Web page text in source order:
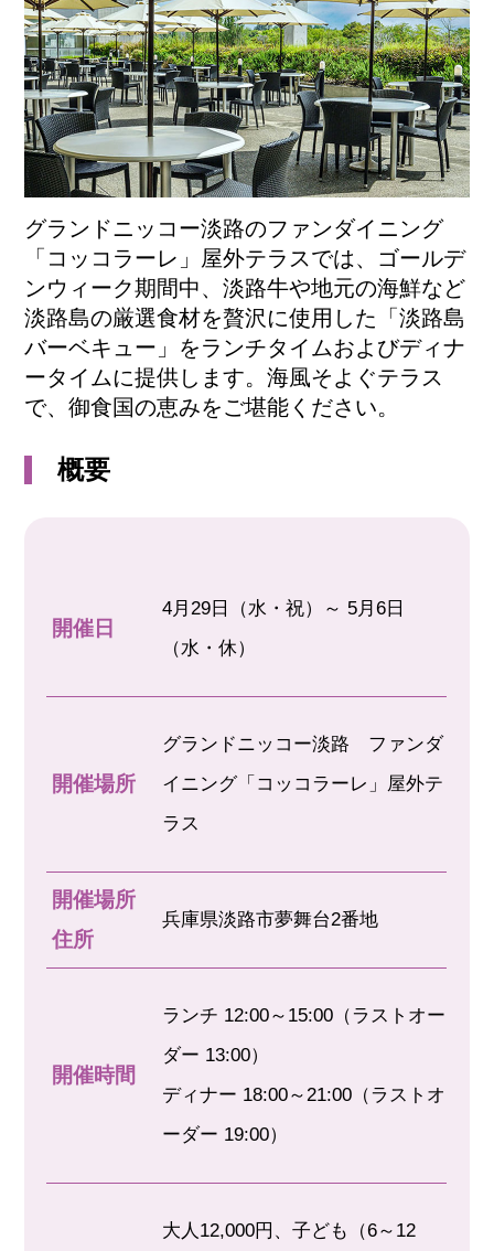
グランドニッコー淡路のファンダイニング
「コッコラーレ」屋外テラスでは、ゴールデ
ンウィーク期間中、淡路牛や地元の海鮮など
淡路島の厳選食材を贅沢に使用した「淡路島
バーベキュー」をランチタイムおよびディナ
ータイムに提供します。海風そよぐテラス
で、御食国の恵みをご堪能ください。
概要
開催日
4月29日（水・祝）～ 5月6日
（水・休）
開催場所
グランドニッコー淡路 ファンダ
イニング「コッコラーレ」屋外テ
ラス
開催場所
住所
兵庫県淡路市夢舞台2番地
開催時間
ランチ 12:00～15:00（ラストオー
ダー 13:00）
ディナー 18:00～21:00（ラストオ
ーダー 19:00）
大人12,000円、子ども（6～12